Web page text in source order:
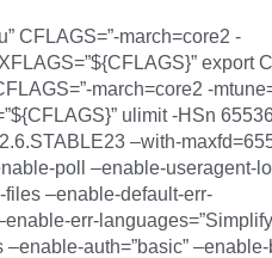
CFLAGS=”-march=core2 -
export
march=core2 -
ulimit -HSn
–with-
poll –enable-useragent-
–enable-default-err-
err-
auth=”basic”